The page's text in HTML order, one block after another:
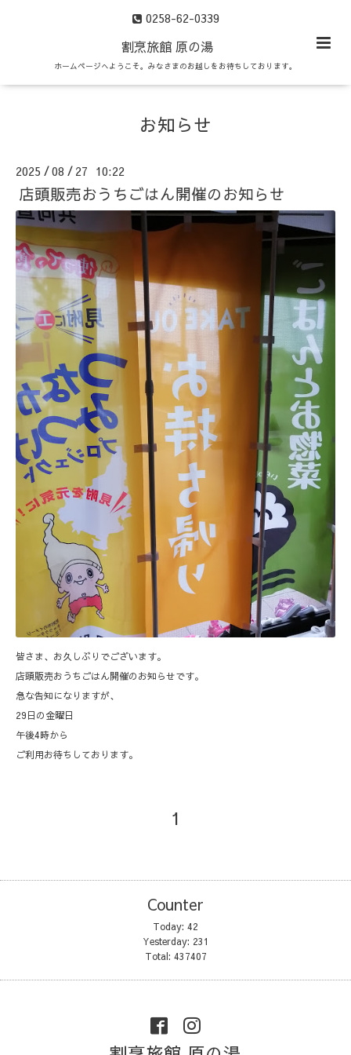
0258-62-0339
割烹旅館 原の湯
ホームページへようこそ。みなさまのお越しをお待ちしております。
お知らせ
2025 /08 / 27 10:22
店頭販売おうちごはん開催のお知らせ
皆さま、お久しぶりでございます。
店頭販売おうちごはん開催のお知らせです。
急な告知になりますが、
29日の金曜日
午後4時から
ご利用お待ちしております。
1
Counter
Today: 42
Yesterday: 231
Total: 437407